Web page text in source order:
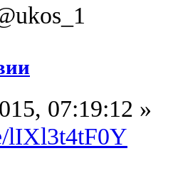
07:19:12 »
lIXl3t4tF0Y